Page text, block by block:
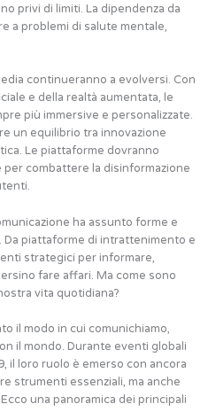
privi di limiti. La dipendenza da
a problemi di salute mentale,
continueranno a evolversi. Con
e della realtà aumentata, le
più immersive e personalizzate.
un equilibrio tra innovazione
Le piattaforme dovranno
combattere la disinformazione
ha assunto forme e
Da piattaforme di intrattenimento e
strategici per informare,
fare affari. Ma come sono
vita quotidiana?
il modo in cui comunichiamo,
il mondo. Durante eventi globali
il loro ruolo è emerso con ancora
strumenti essenziali, ma anche
una panoramica dei principali